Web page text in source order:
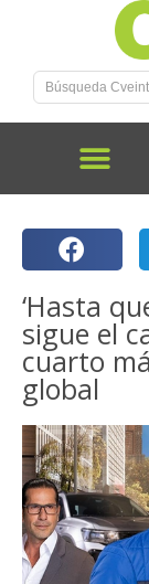
‘Hasta
sigue el
cuarto
global